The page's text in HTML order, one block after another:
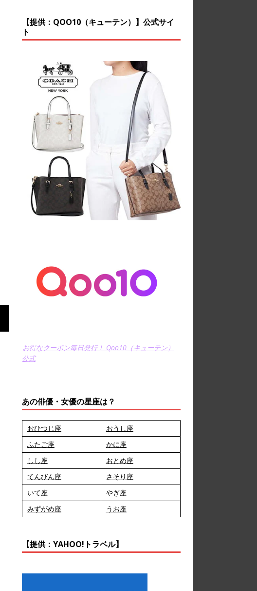
【提供：QOO10（キューテン）】公式サイ
ト
お得なクーポン毎日発行！ Qoo10（キューテン）
公式
あの俳優・女優の星座は？
おひつじ座
おうし座
ふたご座
かに座
しし座
おとめ座
てんびん座
さそり座
いて座
やぎ座
みずがめ座
うお座
【提供：YAHOO!トラベル】